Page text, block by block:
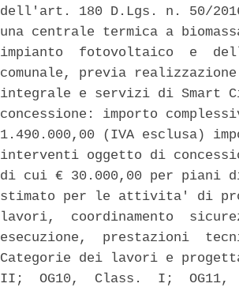
dell'art. 180 D.Lgs. n. 50/
una centrale termica a
impianto  fotovoltaico  e
comunale, previa
integrale e servizi di Smart
concessione: importo
1.490.000,00 (IVA esclusa)
interventi oggetto di
di cui € 30.000,00 per piani
stimato per le attivita' di
lavori,  coordinamento
esecuzione,  prestazioni
Categorie dei lavori e
II;  OG10,  Class.  I;